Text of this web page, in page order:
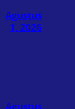
Agustus
1, 2026
Agustus